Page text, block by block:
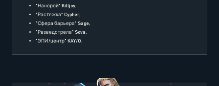
"Нанорой" Killjoy,
"Растяжка" Cypher,
"Сфера барьера" Sage,
"Разведстрела" Sova,
"ЭПИ/центр" KAY/O.